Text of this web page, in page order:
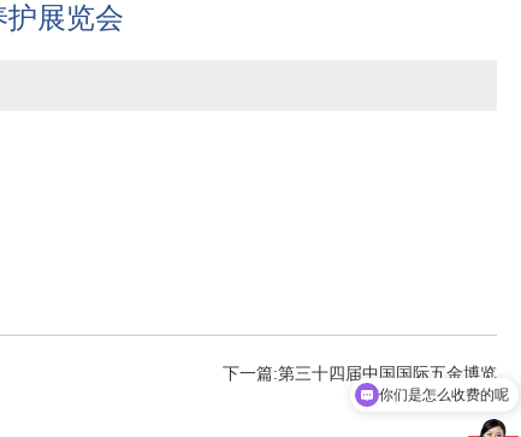
展览会
下一篇:第三十四届中国国际五金博览
现在有优惠活动吗